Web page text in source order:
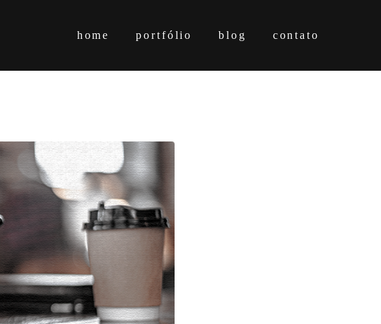
home portfólio blog contato